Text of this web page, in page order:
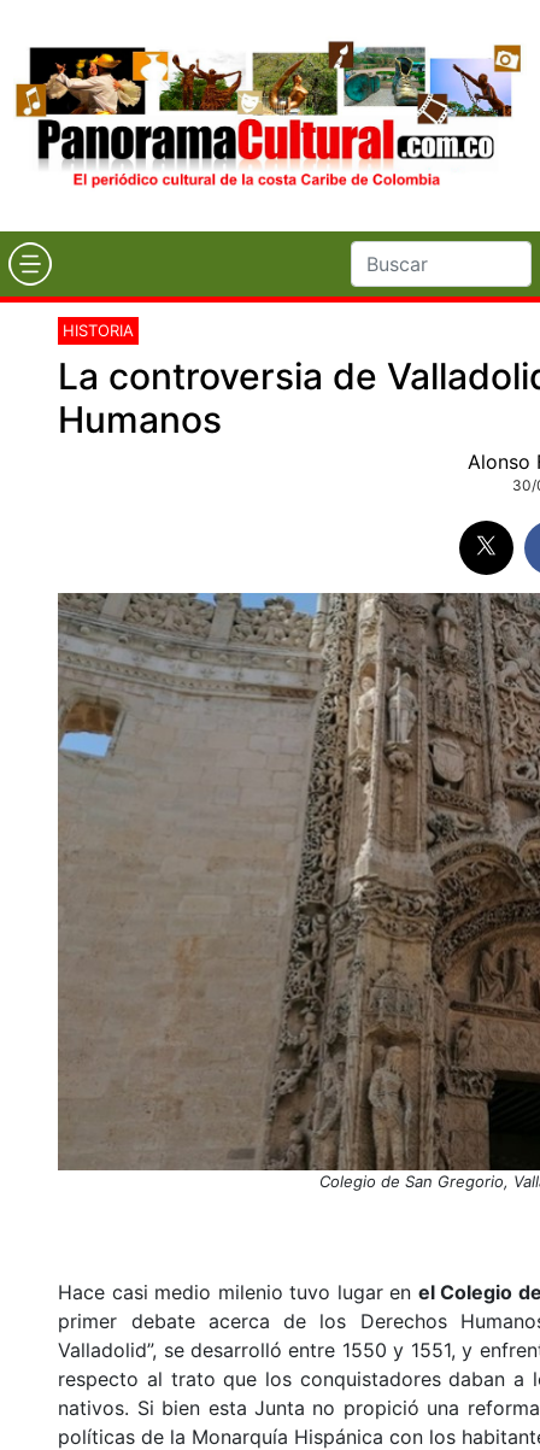
HISTORIA
La controversia de
Humanos
Alonso
30/
Colegio de San Gregorio,
Hace casi medio milenio tuvo lugar en el Colegio
primer debate acerca de los Derechos
Valladolid”, se desarrolló entre 1550 y 1551, y
respecto al trato que los conquistadores daban
nativos. Si bien esta Junta no propició una
políticas de la Monarquía Hispánica con los